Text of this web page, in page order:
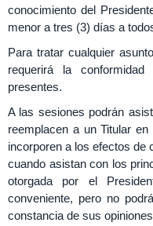
conocimiento del
menor a tres (3) días a
Para tratar cualquier
requerirá la
presentes.
A las sesiones podrán
reemplacen a un Titular
incorporen a los efectos de
cuando asistan con los
otorgada por el
conveniente, pero no
constancia de sus